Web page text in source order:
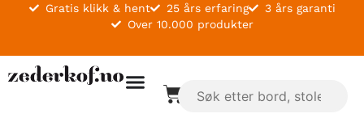
Gratis klikk & hent 25 års erfaring
3 års garanti
Over 10.000 produkter